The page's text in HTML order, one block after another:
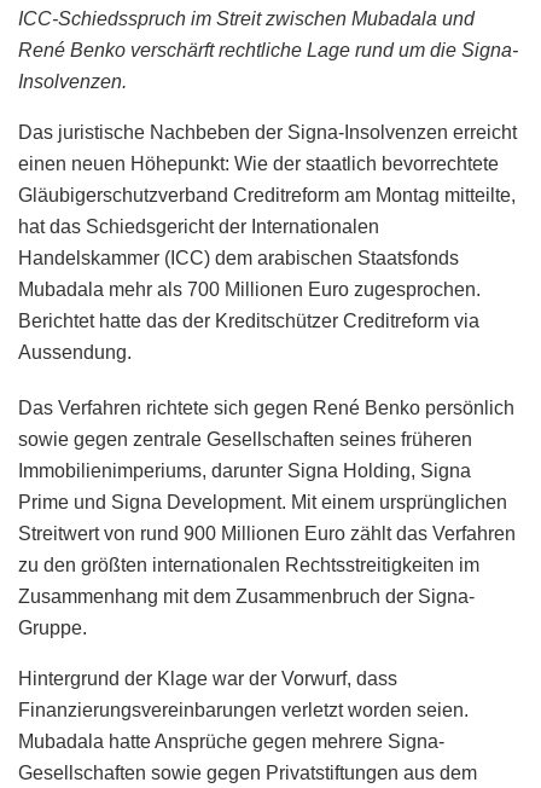
ICC-Schiedsspruch im Streit zwischen Mubadala und
René Benko verschärft rechtliche Lage rund um die Signa-
Insolvenzen.
Das juristische Nachbeben der Signa-Insolvenzen erreicht
einen neuen Höhepunkt: Wie der staatlich bevorrechtete
Gläubigerschutzverband Creditreform am Montag mitteilte,
hat das Schiedsgericht der Internationalen
Handelskammer (ICC) dem arabischen Staatsfonds
Mubadala mehr als 700 Millionen Euro zugesprochen.
Berichtet hatte das der Kreditschützer Creditreform via
Aussendung.
Das Verfahren richtete sich gegen René Benko persönlich
sowie gegen zentrale Gesellschaften seines früheren
Immobilienimperiums, darunter Signa Holding, Signa
Prime und Signa Development. Mit einem ursprünglichen
Streitwert von rund 900 Millionen Euro zählt das Verfahren
zu den größten internationalen Rechtsstreitigkeiten im
Zusammenhang mit dem Zusammenbruch der Signa-
Gruppe.
Hintergrund der Klage war der Vorwurf, dass
Finanzierungsvereinbarungen verletzt worden seien.
Mubadala hatte Ansprüche gegen mehrere Signa-
Gesellschaften sowie gegen Privatstiftungen aus dem